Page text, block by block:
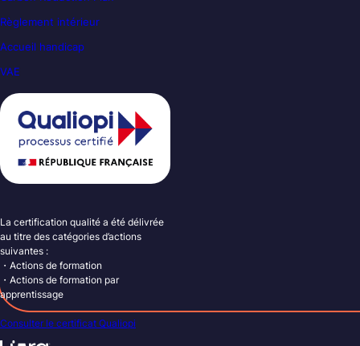
Règlement intérieur
Accueil handicap
VAE
La certification qualité a été délivrée
au titre des catégories d’actions
suivantes :
・Actions de formation
・Actions de formation par
apprentissage
Consulter le certificat Qualiopi